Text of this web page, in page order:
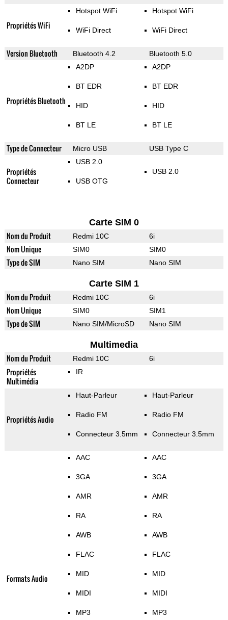
Propriétés WiFi
Hotspot WiFi
WiFi Direct
Hotspot WiFi
WiFi Direct
Version Bluetooth Bluetooth 4.2 Bluetooth 5.0
Propriétés Bluetooth
A2DP
BT EDR
HID
BT LE
A2DP
BT EDR
HID
BT LE
Type de Connecteur Micro USB USB Type C
Propriétés
Connecteur
USB 2.0
USB OTG
USB 2.0
Carte SIM 0
Nom du Produit Redmi 10C 6i
Nom Unique SIM0 SIM0
Type de SIM Nano SIM Nano SIM
Carte SIM 1
Nom du Produit Redmi 10C 6i
Nom Unique SIM0 SIM1
Type de SIM Nano SIM/MicroSD Nano SIM
Multimedia
Nom du Produit Redmi 10C 6i
Propriétés
Multimédia
IR
Propriétés Audio
Haut-Parleur
Radio FM
Connecteur 3.5mm
Haut-Parleur
Radio FM
Connecteur 3.5mm
Formats Audio
AAC
3GA
AMR
RA
AWB
FLAC
MID
MIDI
MP3
AAC
3GA
AMR
RA
AWB
FLAC
MID
MIDI
MP3